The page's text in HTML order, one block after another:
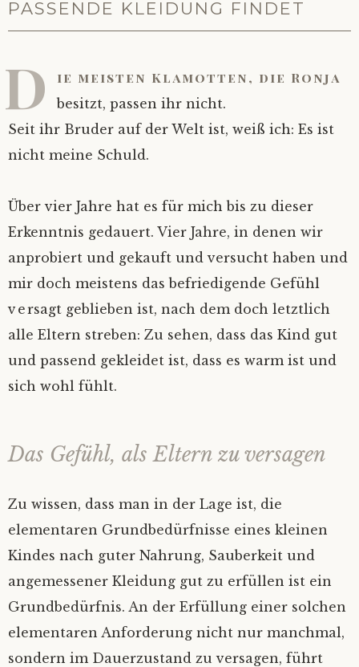
PASSENDE KLEIDUNG FINDET
D ie meisten Klamotten, die Ronja
besitzt, passen ihr nicht.
Seit ihr Bruder auf der Welt ist, weiß ich: Es ist
nicht meine Schuld.
Über vier Jahre hat es für mich bis zu dieser
Erkenntnis gedauert. Vier Jahre, in denen wir
anprobiert und gekauft und versucht haben und
mir doch meistens das befriedigende Gefühl
versagt geblieben ist, nach dem doch letztlich
alle Eltern streben: Zu sehen, dass das Kind gut
und passend gekleidet ist, dass es warm ist und
sich wohl fühlt.
Das Gefühl, als Eltern zu versagen
Zu wissen, dass man in der Lage ist, die
elementaren Grundbedürfnisse eines kleinen
Kindes nach guter Nahrung, Sauberkeit und
angemessener Kleidung gut zu erfüllen ist ein
Grundbedürfnis. An der Erfüllung einer solchen
elementaren Anforderung nicht nur manchmal,
sondern im Dauerzustand zu versagen, führt